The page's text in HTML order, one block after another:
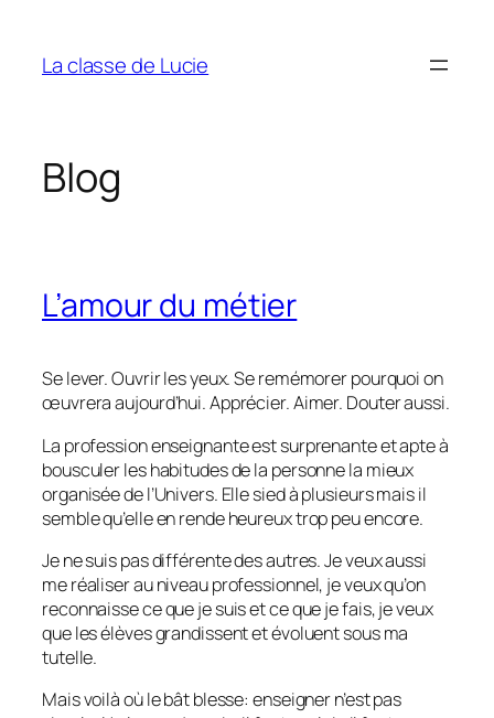
contenu
La classe de Lucie
Blog
L’amour du métier
Se lever. Ouvrir les yeux. Se remémorer pourquoi on
œuvrera aujourd’hui. Apprécier. Aimer. Douter aussi.
La profession enseignante est surprenante et apte à
bousculer les habitudes de la personne la mieux
organisée de l’Univers. Elle sied à plusieurs mais il
semble qu’elle en rende heureux trop peu encore.
Je ne suis pas différente des autres. Je veux aussi
me réaliser au niveau professionnel, je veux qu’on
reconnaisse ce que je suis et ce que je fais, je veux
que les élèves grandissent et évoluent sous ma
tutelle.
Mais voilà où le bât blesse: enseigner n’est pas